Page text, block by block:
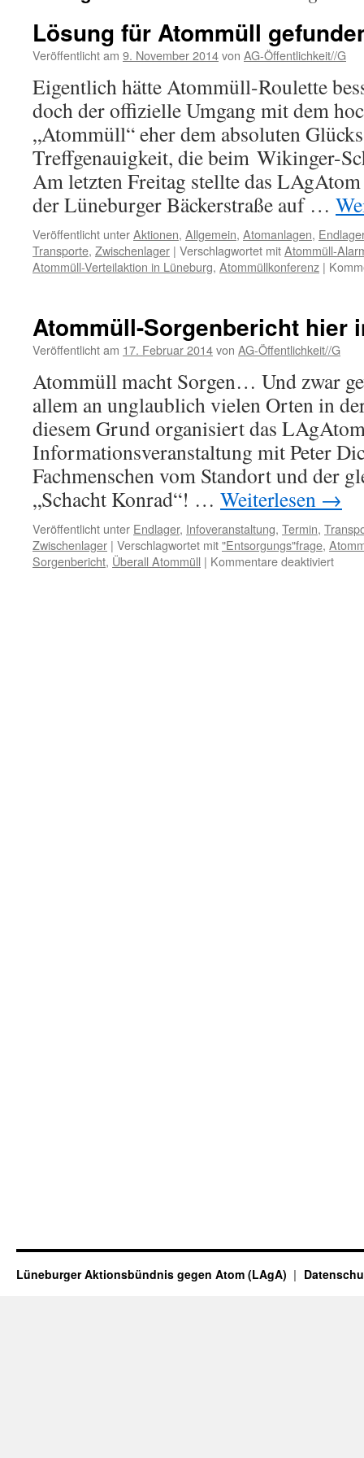
Lösung für Atommüll
Veröffentlicht am 9. November 2014von AG-Öffentlichkeit//G
Eigentlich hätte Atommüll-Roulette
doch der offizielle Umgang mit dem
„Atommüll“ eher dem absoluten
Treffgenauigkeit, die beim Wikinger-
Am letzten Freitag stellte das
der Lüneburger Bäckerstraße auf …
Veröffentlicht unterAktionen, Allgemein, Atomanlagen, Endlager
Transporte, Zwischenlager | Verschlagwortet mitAtommüll-
Atommüll-Verteilaktion in Lüneburg, Atommüllkonferenz |
Atommüll-Sorgenbericht hier
Veröffentlicht am 17. Februar 2014von AG-Öffentlichkeit//G
Atommüll macht Sorgen… Und zwar
allem an unglaublich vielen Orten in
diesem Grund organisiert das
Informationsveranstaltung mit Peter
Fachmenschen vom Standort und der
„Schacht Konrad“! … Weiterlesen →
Veröffentlicht unter Endlager, Infoveranstaltung, Termin,
Zwischenlager | Verschlagwortet mit"Entsorgungs"frage,
Sorgenbericht, Überall Atommüll | Kommentare deaktiviertfür
Lüneburger Aktionsbündnis gegen Atom (LAgA)